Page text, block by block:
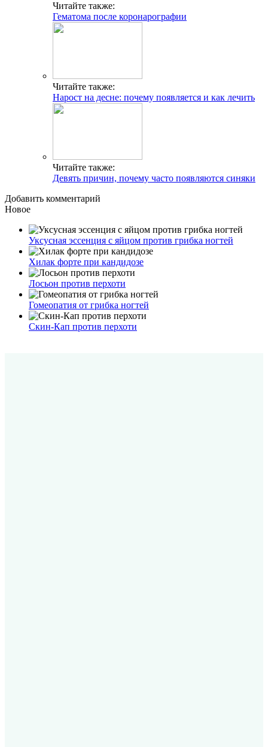
Читайте также:
Гематома после коронарографии
Читайте также:
Нарост на десне: почему появляется и как лечить
Читайте также:
Девять причин, почему часто появляются синяки
Добавить комментарий
Новое
Уксусная эссенция с яйцом против грибка ногтей
Хилак форте при кандидозе
Лосьон против перхоти
Гомеопатия от грибка ногтей
Скин-Кап против перхоти